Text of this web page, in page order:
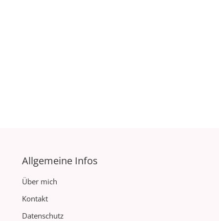
Allgemeine Infos
Über mich
Kontakt
Datenschutz